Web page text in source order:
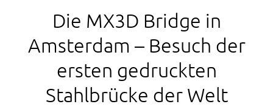
BERATUNG
PRODUKTE
SCHULUNGEN
Die MX3D Bridge in
Amsterdam – Besuch der
ersten gedruckten
Stahlbrücke der Welt